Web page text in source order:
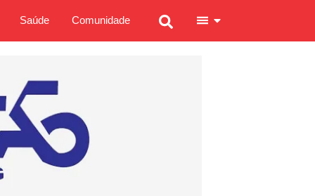
Saúde Comunidade